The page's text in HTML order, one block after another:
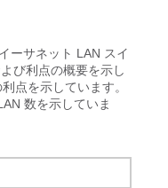
ーサネット LAN スイ
び利点の概要を示し
点を示しています。
数を示していま